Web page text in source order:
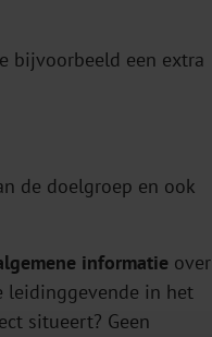
bijvoorbeeld een extra
de doelgroep en ook
informatie over
leidinggevende in het
situeert? Geen